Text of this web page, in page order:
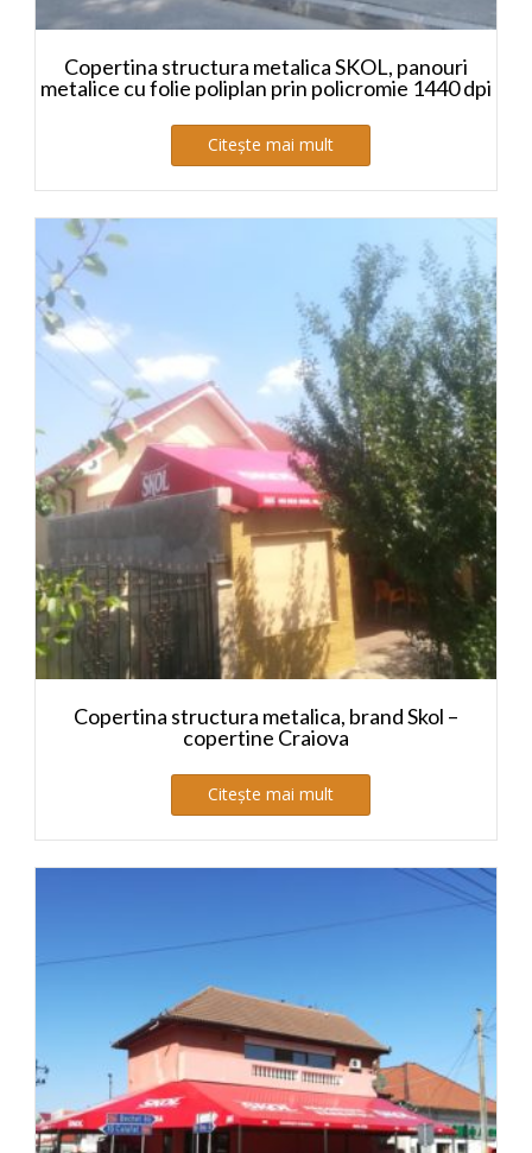
Copertina structura metalica SKOL, panouri
metalice cu folie poliplan prin policromie 1440 dpi
Citește mai mult
Copertina structura metalica, brand Skol –
copertine Craiova
Citește mai mult